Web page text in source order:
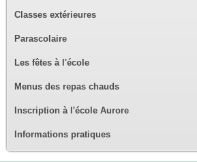
Classes extérieures
Parascolaire
Les fêtes à l'école
Menus des repas chauds
Inscription à l'école Aurore
Informations pratiques